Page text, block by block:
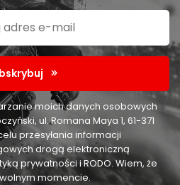
moich danych osobowych
ul. Romana Maya 1, 61-371
przesyłania informacji
drogą elektroniczną
prywatności i RODO. Wiem, że
momencie.